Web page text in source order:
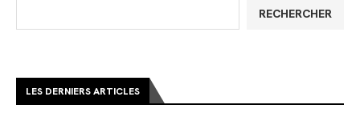
RECHERCHER
LES DERNIERS ARTICLES